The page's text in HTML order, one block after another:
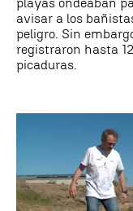
avisar a los
peligro. Sin
registraron hasta
picaduras.